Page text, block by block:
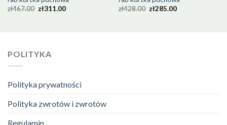
zł467.00 zł311.00
zł428.00 zł285.00
POLITYKA
Polityka prywatności
Polityka zwrotów i zwrotów
Regulamin